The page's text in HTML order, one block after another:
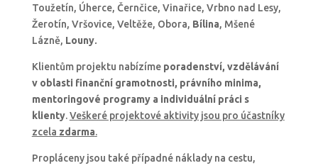
Toužetín, Úherce, Černčice, Vinařice, Vrbno nad Lesy,
Žerotín, Vršovice, Veltěže, Obora, Bílina, Mšené
Lázně, Louny.
Klientům projektu nabízíme poradenství, vzdělávání
v oblasti finanční gramotnosti, právního minima,
mentoringové programy a individuální práci s
klienty.Veškeré projektové aktivity jsou pro účastníky
zcela zdarma.
Propláceny jsou také případné náklady na cestu,